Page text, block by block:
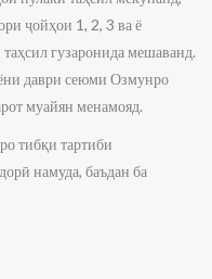
ҷойҳои 1, 2, 3 ва ё
гузаронида мешаванд.
даври сеюми Озмунро
муайян менамояд.
тибқи тартиби
намуда, баъдан ба